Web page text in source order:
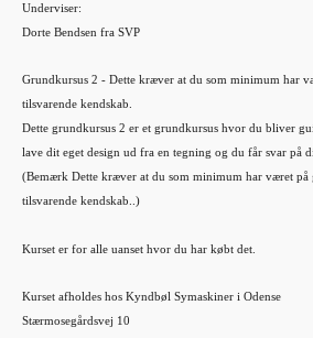
Underviser:
Dorte Bendsen fra SVP
Grundkursus 2 - Dette kræver at du som minimum har
tilsvarende kendskab.
Dette grundkursus 2 er et grundkursus hvor du bliver
lave dit eget design ud fra en tegning og du får svar på
(Bemærk Dette kræver at du som minimum har været på
tilsvarende kendskab.
.)
Kurset er for alle uanset hvor du har købt det.
Kurset afholdes hos Kyndbøl Symaskiner i Odense
Stærmosegårdsvej 10